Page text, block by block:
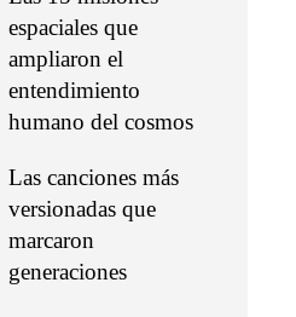
espaciales que
ampliaron el
entendimiento
humano del cosmos
Las canciones más
versionadas que
marcaron
generaciones